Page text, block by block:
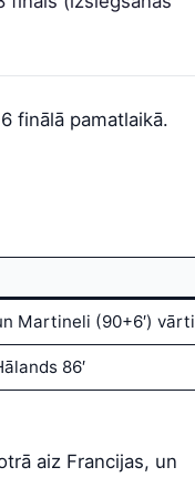
finālā pamatlaikā.
Martineli (90+6′) vārti
86′
aiz Francijas, un